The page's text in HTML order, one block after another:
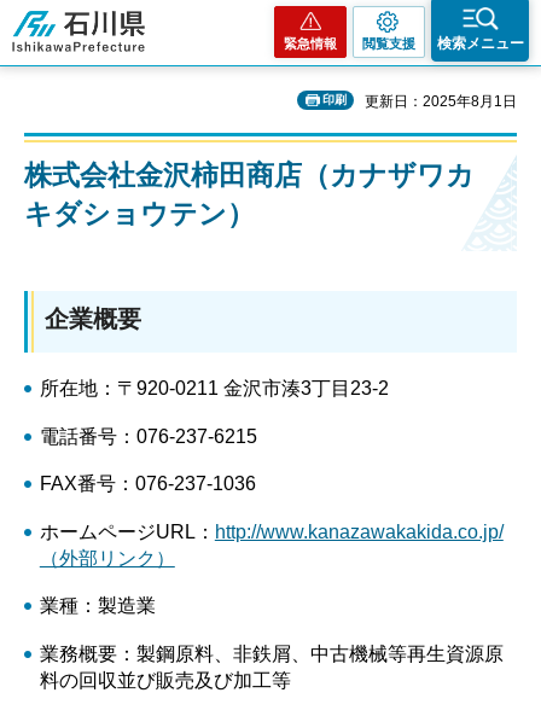
石川県
緊急情報 閲覧支援 検索メニュー
印刷 更新日：2025年8月1日
株式会社金沢柿田商店（カナザワカ
キダショウテン）
企業概要
所在地：〒920-0211 金沢市湊3丁目23-2
電話番号：076-237-6215
FAX番号：076-237-1036
ホームページURL： http://www.kanazawakakida.co.jp/
（外部リンク）
業種：製造業
業務概要：製鋼原料、非鉄屑、中古機械等再生資源原
料の回収並び販売及び加工等